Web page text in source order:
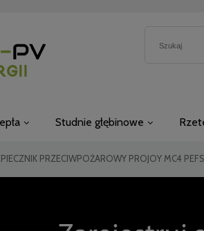
Studnie głębinowe
PRZECIWPOŻAROWY PROJOY MC4